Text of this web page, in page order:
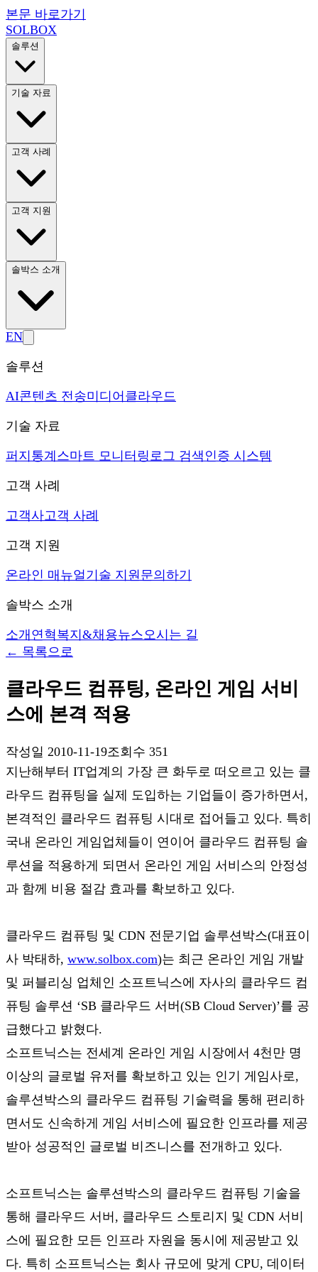
본문 바로가기
SOLBOX
솔루션
기술 자료
고객 사례
고객 지원
솔박스 소개
EN
솔루션
AI콘텐츠 전송미디어 클라우드
기술 자료
퍼지 통계 스마트 모니터링로그 검색 인증 시스템
고객 사례
고객사고객 사례
고객 지원
온라인 매뉴얼 기술 지원 문의하기
솔박스 소개
소개 연혁 복지&채용뉴스오시는 길
← 목록으로
클라우드 컴퓨팅, 온라인 게임 서비
스에 본격 적용
작성일 2010-11-19조회수 351
지난해부터 IT업계의 가장 큰 화두로 떠오르고 있는 클
라우드 컴퓨팅을 실제 도입하는 기업들이 증가하면서,
본격적인 클라우드 컴퓨팅 시대로 접어들고 있다. 특히
국내 온라인 게임업체들이 연이어 클라우드 컴퓨팅 솔
루션을 적용하게 되면서 온라인 게임 서비스의 안정성
과 함께 비용 절감 효과를 확보하고 있다.
클라우드 컴퓨팅 및 CDN 전문기업 솔루션박스(대표이
사 박태하, www.solbox.com)는 최근 온라인 게임 개발
및 퍼블리싱 업체인 소프트닉스에 자사의 클라우드 컴
퓨팅 솔루션 ‘SB 클라우드 서버(SB Cloud Server)’를 공
급했다고 밝혔다.
소프트닉스는 전세계 온라인 게임 시장에서 4천만 명
이상의 글로벌 유저를 확보하고 있는 인기 게임사로,
솔루션박스의 클라우드 컴퓨팅 기술력을 통해 편리하
면서도 신속하게 게임 서비스에 필요한 인프라를 제공
받아 성공적인 글로벌 비즈니스를 전개하고 있다.
소프트닉스는 솔루션박스의 클라우드 컴퓨팅 기술을
통해 클라우드 서버, 클라우드 스토리지 및 CDN 서비
스에 필요한 모든 인프라 자원을 동시에 제공받고 있
다. 특히 소프트닉스는 회사 규모에 맞게 CPU, 데이터